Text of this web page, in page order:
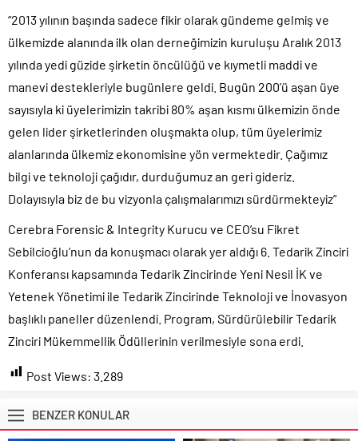
“2013 yılının başında sadece fikir olarak gündeme gelmiş ve
ülkemizde alanında ilk olan derneğimizin kuruluşu Aralık 2013
yılında yedi güzide şirketin öncülüğü ve kıymetli maddi ve
manevi destekleriyle bugünlere geldi. Bugün 200’ü aşan üye
sayısıyla ki üyelerimizin takribi 80% aşan kısmı ülkemizin önde
gelen lider şirketlerinden oluşmakta olup, tüm üyelerimiz
alanlarında ülkemiz ekonomisine yön vermektedir. Çağımız
bilgi ve teknoloji çağıdır, durduğumuz an geri gideriz.
Dolayısıyla biz de bu vizyonla çalışmalarımızı sürdürmekteyiz”
Cerebra Forensic & Integrity Kurucu ve CEO’su Fikret
Sebilcioğlu’nun da konuşmacı olarak yer aldığı 6. Tedarik Zinciri
Konferansı kapsamında Tedarik Zincirinde Yeni Nesil İK ve
Yetenek Yönetimi ile Tedarik Zincirinde Teknoloji ve İnovasyon
başlıklı paneller düzenlendi. Program, Sürdürülebilir Tedarik
Zinciri Mükemmellik Ödüllerinin verilmesiyle sona erdi.
Post Views: 3.289
BENZER KONULAR